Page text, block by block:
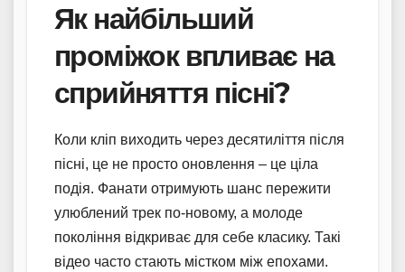
Як найбільший
проміжок впливає на
сприйняття пісні?
Коли кліп виходить через десятиліття після
пісні, це не просто оновлення – це ціла
подія. Фанати отримують шанс пережити
улюблений трек по-новому, а молоде
покоління відкриває для себе класику. Такі
відео часто стають містком між епохами.